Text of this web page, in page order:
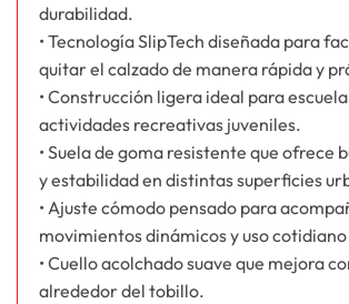
durabilidad.
• Tecnología SlipTech diseñada para
quitar el calzado de manera rápida y
• Construcción ligera ideal para
actividades recreativas juveniles.
• Suela de goma resistente que ofrece
y estabilidad en distintas superficies
• Ajuste cómodo pensado para
movimientos dinámicos y uso
• Cuello acolchado suave que mejora
alrededor del tobillo.